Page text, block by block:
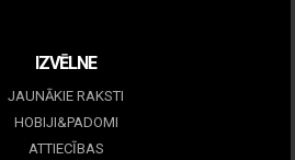
IZVĒLNE
JAUNĀKIE RAKSTI
HOBIJI&PADOMI
ATTIECĪBAS